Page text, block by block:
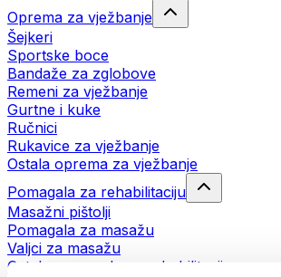
Oprema za vježbanje
Šejkeri
Sportske boce
Bandaže za zglobove
Remeni za vježbanje
Gurtne i kuke
Ručnici
Rukavice za vježbanje
Ostala oprema za vježbanje
Pomagala za rehabilitaciju
Masažni pištolji
Pomagala za masažu
Valjci za masažu
Ostala pomagala za rehabilitaciju